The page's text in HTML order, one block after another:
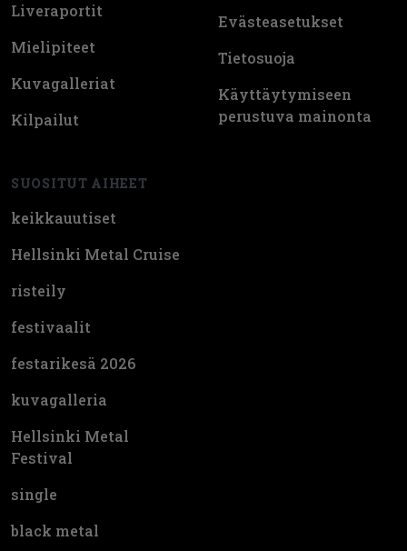
Liveraportit
Mielipiteet
Kuvagalleriat
Kilpailut
SUOSITUT AIHEET
keikkauutiset
Hellsinki Metal Cruise
risteily
festivaalit
festarikesä 2026
kuvagalleria
Hellsinki Metal
Festival
single
black metal
Evästeasetukset
Tietosuoja
Käyttäytymiseen
perustuva mainonta